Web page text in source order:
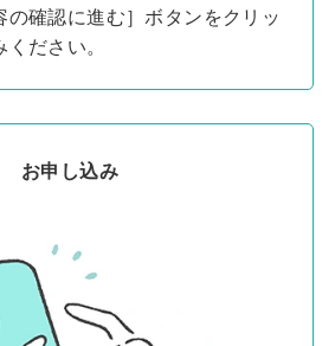
の確認に進む］ボタンをクリッ
ださい。
お申し込み